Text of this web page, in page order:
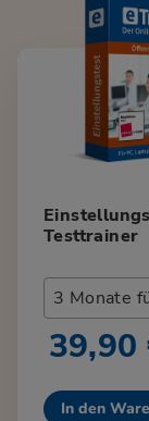
Testtrainer
3 Monate
39,90
In den